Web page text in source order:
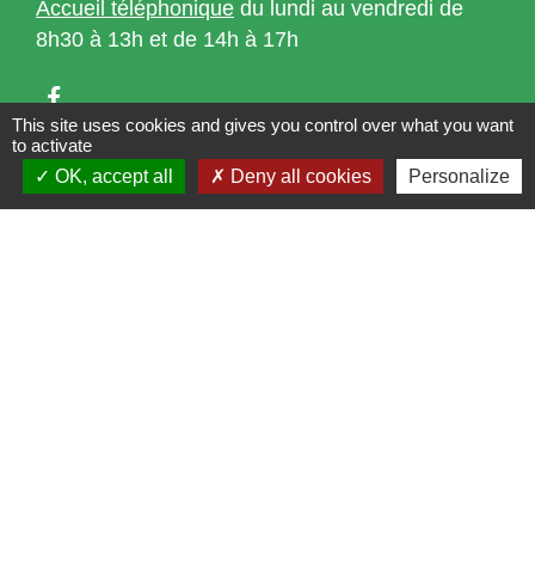
Accueil téléphonique du lundi au vendredi de
8h30 à 13h et de 14h à 17h
Liens
This site uses cookies and gives you control over what you want
to activate
OK, accept all
Deny all cookies Personalize